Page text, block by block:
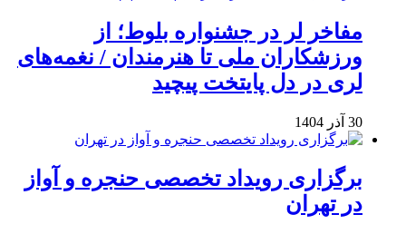
مفاخر لر در جشنواره بلوط؛ از
ورزشکاران ملی تا هنرمندان / نغمه‌های
لری در دل پایتخت پیچید
30 آذر 1404
برگزاری رویداد تخصصی حنجره و آواز
در تهران